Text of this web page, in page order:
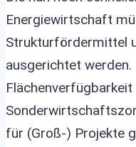
Energiewirtschaft
Strukturfördermittel
ausgerichtet werden.
für (Groß-) Projekte